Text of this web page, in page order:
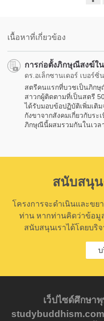
เนื้อหาที่เกี่ยวข้อง
การก่อตั้งภิกษุณีสงฆ์ใน
ดร.อเล็กซานเดอร์ เบอร์ซิ่น
สตรีคนแรกที่บวชเป็นภิกษุ
สาวกผู้ติดตามที่เป็นสตรี
ได้รับมอบข้อปฏิบัติเพิ่มเติ
กังขาจากสังคมเกี่ยวกับระ
ภิกษุณีนี้ผสมรวมกันในเวล
สนับสนุน
โครงการจะดำเนินและขย
ท่าน หากท่านคิดว่าข้อมู
สนับสนุนเราได้โดยบริ
เว็ปไซด์ศึกษา
studybuddhism.com